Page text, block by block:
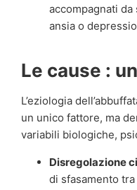
accompagnati
ansia o
Le cause :
L’eziologia
un unico fattore, ma
variabili biologiche,
Disregolazione
di sfasamento